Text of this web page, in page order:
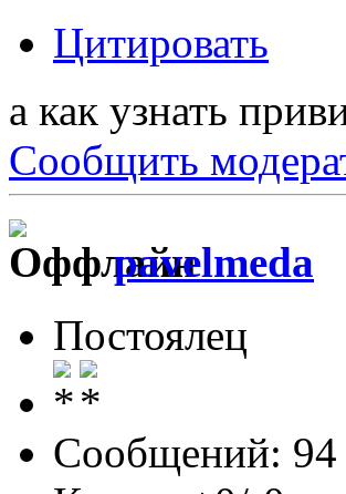
Цитировать
а как узнать
Сообщить
pavelmeda
Постоялец
Сообщений: 94